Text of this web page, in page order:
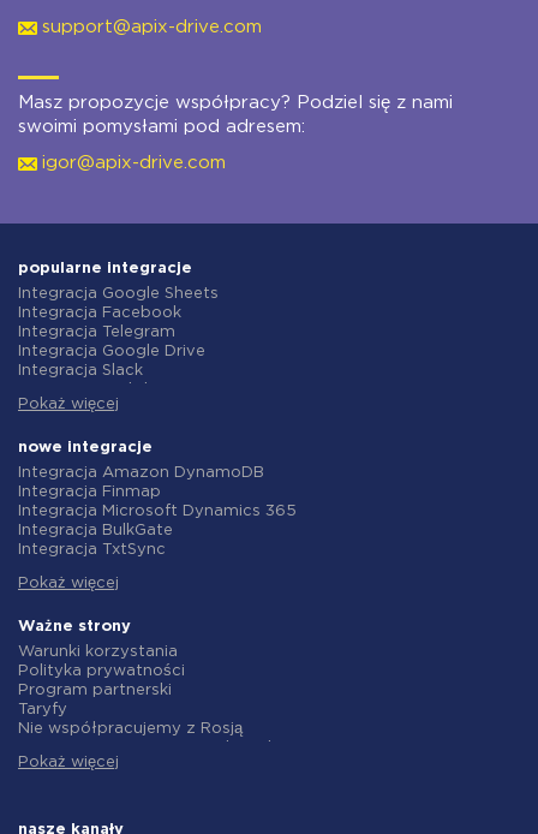
support@apix-drive.com
Masz propozycje współpracy? Podziel się z nami
swoimi pomysłami pod adresem:
igor@apix-drive.com
popularne integracje
Integracja Google Sheets
Integracja Facebook
Integracja Telegram
Integracja Google Drive
Integracja Slack
Integracja Gmail
Integracja ClickUp
Integracja Airtable
Integracja Google Contacts
Integracja OpenAI (ChatGPT)
Integracja Instagram
Integracja ActiveCampaign
Integracja Salesforce CRM
Integracja Notion
Integracja AWeber
Integracja Asana
Integracja ZOHO CRM
Integracja Webhooks
Integracja GetResponse
Integracja WooCommerce
Integracja Pipedrive
Pokaż więcej
nowe integracje
Integracja Amazon DynamoDB
Integracja Finmap
Integracja Microsoft Dynamics 365
Integracja BulkGate
Integracja TxtSync
Integracja Corezoid
Integracja Instasent
Integracja AtomPark
Integracja TXTImpact
Integracja Campaign Monitor
Integracja CM.com
Integracja D7 Networks
Integracja SMSGlobal
Pokaż więcej
Ważne strony
Warunki korzystania
Polityka prywatności
Program partnerski
Taryfy
Nie współpracujemy z Rosją
polityka zwrotów
O nas
Pokaż więcej
nasze kanały